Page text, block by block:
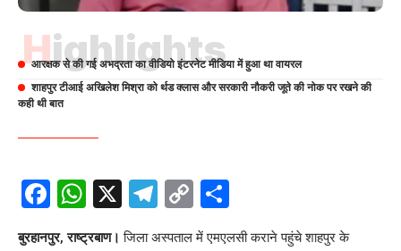
Highlights
आरक्षक से की गई अभद्रता का वीडियो इंटरनेट मीडिया में हुआ था वायरल
शाहपुर टीआई अखिलेश मिश्रा को र्थड क्लास और सरकारी नौकरी जूते की नोक पर रखने की
कही थी बात
Facebook
WhatsApp
X Telegram
Copy
Link
बुरहानपुर, राष्ट्रबाण। जिला अस्पताल में एमएलसी कराने पहुंचे शाहपुर के